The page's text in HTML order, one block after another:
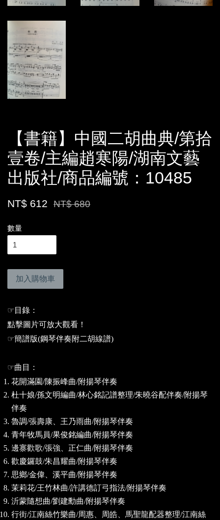
【書籍】中國二胡曲典/第拾
壹卷/主編趙寒陽/湖南文藝
出版社/商品編號：10485
NT$ 612 NT$ 680
數量
加入購物車
☞ 目錄：
點擊圖片可放大觀看！
☞簡譜版(鋼琴伴奏附二胡線譜)
☞曲目：
花開滿園/陳振峰曲/附揚琴伴奏
杜十娘/孫文明編曲/林心銘記譜整理/朱曉谷配伴奏/附揚琴
伴奏
魯調/張壽康、王乃雨曲/附揚琴伴奏
青年牧馬員/果俊銘編曲/附揚琴伴奏
邊寨歡歌/張強、正仁曲/附揚琴伴奏
歡慶鑼鼓/朱昌耀曲/附揚琴伴奏
思鄉/金偉、溪平曲/附揚琴伴奏
茉莉花/王竹林曲/許講德訂弓指法/附揚琴伴奏
沂蒙隨想曲/劉建勳曲/附揚琴伴奏
行街/江南絲竹樂曲/周惠、周皓、馬聖龍配器整理/江南絲